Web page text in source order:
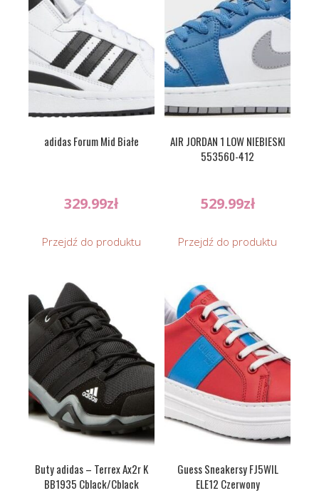
adidas Forum Mid Białe
329.99zł
Przejdź do produktu
AIR JORDAN 1 LOW NIEBIESKI
553560-412
529.99zł
Przejdź do produktu
Buty adidas – Terrex Ax2r K
BB1935 Cblack/Cblack
Guess Sneakersy FJ5WIL
ELE12 Czerwony